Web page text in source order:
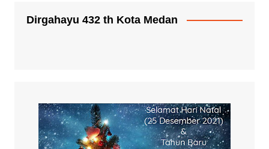
Dirgahayu 432 th Kota Medan